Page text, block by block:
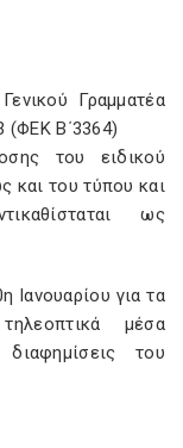
Γραμματέα
Β΄3364)
του ειδικού
και του τύπου και
ως
Ιανουαρίου για τα
μέσα
του